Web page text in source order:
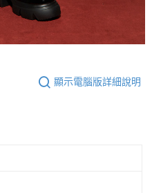
顯示電腦版詳細說明